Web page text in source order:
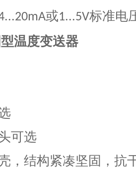
或1...5V标准电
温度变送器
可选
，结构紧凑坚固，抗